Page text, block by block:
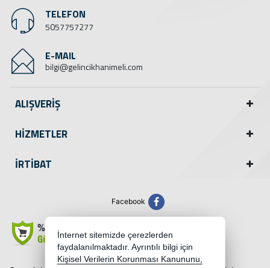
TELEFON
5057757277
E-MAIL
bilgi@gelincikhanimeli.com
ALIŞVERİŞ
HİZMETLER
İRTİBAT
Facebook
İnternet sitemizde çerezlerden
faydalanılmaktadır. Ayrıntılı bilgi için
Kişisel Verilerin Korunması Kanununu,